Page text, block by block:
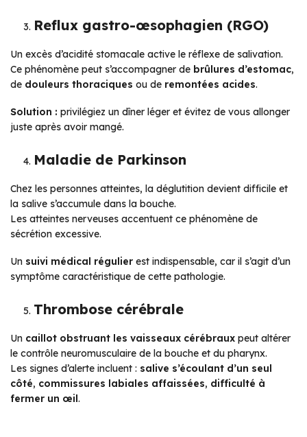
Reflux gastro-œsophagien (RGO)
Un excès d’acidité stomacale active le réflexe de salivation.
Ce phénomène peut s’accompagner de brûlures d’estomac,
de douleurs thoraciques ou de remontées acides.
Solution : privilégiez un dîner léger et évitez de vous allonger
juste après avoir mangé.
Maladie de Parkinson
Chez les personnes atteintes, la déglutition devient difficile et
la salive s’accumule dans la bouche.
Les atteintes nerveuses accentuent ce phénomène de
sécrétion excessive.
Un suivi médical régulier est indispensable, car il s’agit d’un
symptôme caractéristique de cette pathologie.
Thrombose cérébrale
Un caillot obstruant les vaisseaux cérébraux peut altérer
le contrôle neuromusculaire de la bouche et du pharynx.
Les signes d’alerte incluent : salive s’écoulant d’un seul
côté, commissures labiales affaissées, difficulté à
fermer un œil.